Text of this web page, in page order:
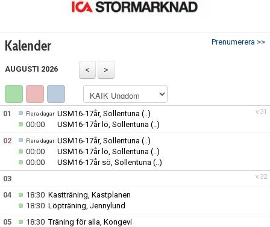
GRUPPDELTAGARE
Prenumerera >>
Kalender
AUGUSTI 2026
v.31
01 Flera dagar USM16-17år, Sollentuna (..)
00:00
USM16-17år lö, Sollentuna (..)
02
Flera dagar USM16-17år, Sollentuna (..)
00:00
USM16-17år lö, Sollentuna (..)
00:00
USM16-17år sö, Sollentuna (..)
v.32
03
04
18:30 Kastträning, Kastplanen
18:30 Löpträning, Jennylund
05
18:30Träning för alla, Kongevi